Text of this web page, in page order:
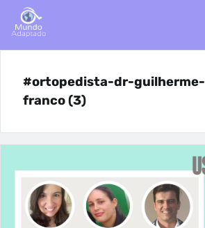
#ortopedista-dr-guilherme-
franco (3)